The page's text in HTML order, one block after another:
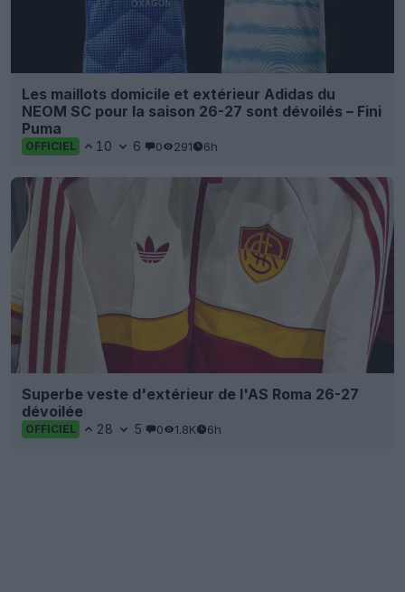
Les maillots domicile et extérieur Adidas du
NEOM SC pour la saison 26-27 sont dévoilés – Fini
Puma
OFFICIEL 10 6 0 291 6h
Superbe veste d'extérieur de l'AS Roma 26-27
dévoilée
OFFICIEL 28 5 0 1.8K 6h